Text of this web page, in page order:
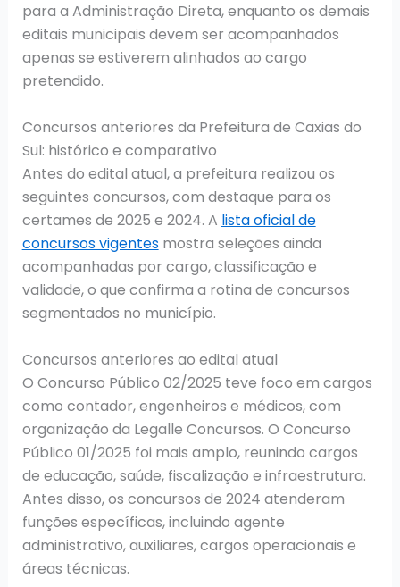
para a Administração Direta, enquanto os demais
editais municipais devem ser acompanhados
apenas se estiverem alinhados ao cargo
pretendido.
Concursos anteriores da Prefeitura de Caxias do
Sul: histórico e comparativo
Antes do edital atual, a prefeitura realizou os
seguintes concursos, com destaque para os
certames de 2025 e 2024. A lista oficial de
concursos vigentesmostra seleções ainda
acompanhadas por cargo, classificação e
validade, o que confirma a rotina de concursos
segmentados no município.
Concursos anteriores ao edital atual
O Concurso Público 02/2025 teve foco em cargos
como contador, engenheiros e médicos, com
organização da Legalle Concursos. O Concurso
Público 01/2025 foi mais amplo, reunindo cargos
de educação, saúde, fiscalização e infraestrutura.
Antes disso, os concursos de 2024 atenderam
funções específicas, incluindo agente
administrativo, auxiliares, cargos operacionais e
áreas técnicas.